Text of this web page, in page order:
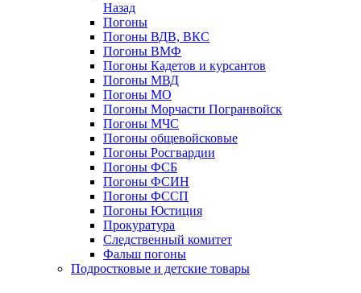
Назад
Погоны
Погоны ВДВ, ВКС
Погоны ВМФ
Погоны Кадетов и курсантов
Погоны МВД
Погоны МО
Погоны Морчасти Погранвойск
Погоны МЧС
Погоны общевойсковые
Погоны Росгвардии
Погоны ФСБ
Погоны ФСИН
Погоны ФССП
Погоны Юстиция
Прокуратура
Следственный комитет
Фальш погоны
Подростковые и детские товары